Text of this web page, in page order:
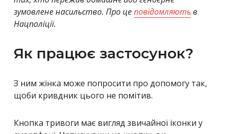
зумовлене насильство. Про цеповідомляютьв
Нацполіції.
Як працює застосунок?
З ним жінка може попросити про допомогу так,
щоби кривдник цього не помітив.
Кнопка тривоги має вигляд звичайної іконки у